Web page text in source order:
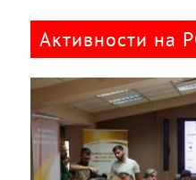
Активности на